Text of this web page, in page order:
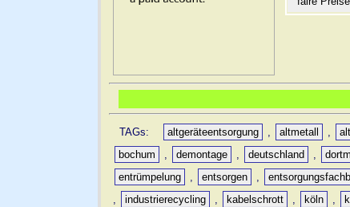
TAGs: altgeräteentsorgung , altmetall ,
bochum
, demontage , deutschland ,
entrümpelung
, entsorgen ,
,
industrierecycling , kabelschrott , köln ,